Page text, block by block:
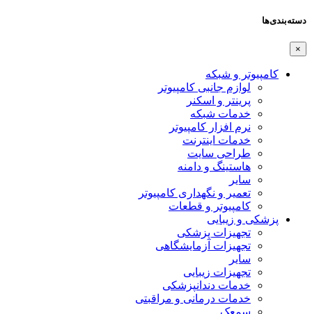
دسته‌بندی‌ها
×
کامپیوتر و شبکه
لوازم جانبی کامپیوتر
پرینتر و اسکنر
خدمات شبکه
نرم افزار کامپیوتر
خدمات اینترنت
طراحی سایت
هاستینگ و دامنه
سایر
تعمیر و نگهداری کامپیوتر
کامپیوتر و قطعات
پزشکی و زیبایی
تجهیزات پزشکی
تجهیزات آزمایشگاهی
سایر
تجهیزات زیبایی
خدمات دندانپزشکی
خدمات درمانی و مراقبتی